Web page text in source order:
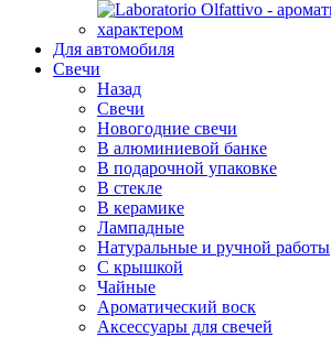
Для автомобиля
Свечи
Назад
Свечи
Новогодние свечи
В алюминиевой банке
В подарочной упаковке
В стекле
В керамике
Лампадные
Натуральные и ручной работы
С крышкой
Чайные
Ароматический воск
Аксессуары для свечей